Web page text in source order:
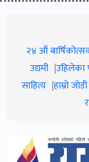
२४ औं
उद्यमी उहिलेका
साहित्य हाम्रो जाेडी